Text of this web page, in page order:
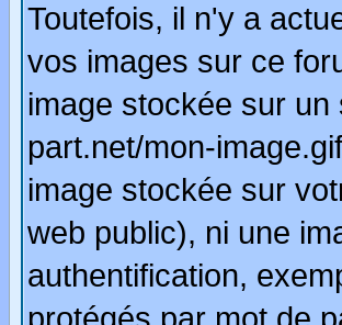
Toutefois, il n'y a
vos images sur ce
image stockée sur
part.net/mon-
image stockée sur
web public), ni une
authentification,